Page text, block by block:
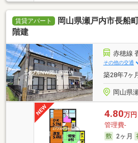
賃貸アパート
岡山県瀬戸内市長船
階建
赤穂線
その他の交通
築28年7ヶ
岡山県
4.80万円
管理費-
2ヶ月